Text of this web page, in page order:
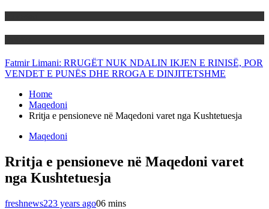
Fatmir Limani: RRUGËT NUK NDALIN IKJEN E RINISË, POR
VENDET E PUNËS DHE RROGA E DINJITETSHME
Home
Maqedoni
Rritja e pensioneve në Maqedoni varet nga Kushtetuesja
Maqedoni
Rritja e pensioneve në Maqedoni varet
nga Kushtetuesja
freshnews223 years ago06 mins